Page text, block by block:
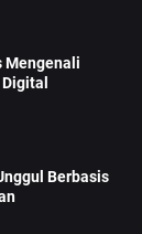
Mengenali
Berbasis